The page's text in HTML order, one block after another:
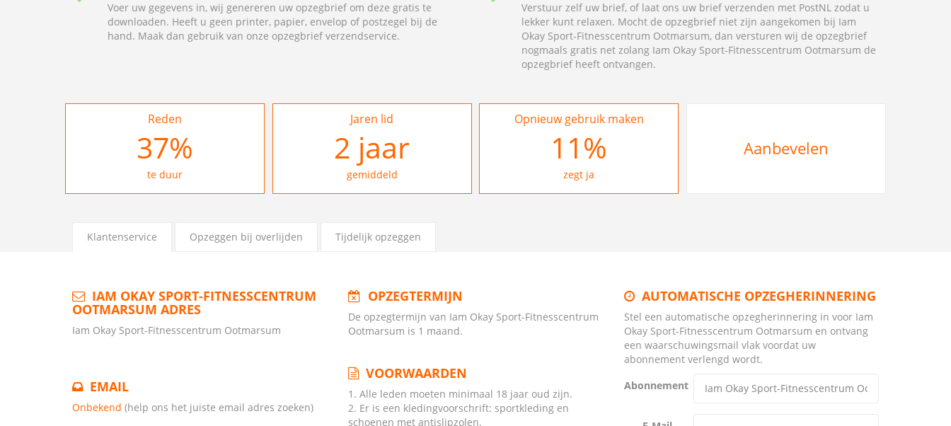
Voer uw gegevens in, wij genereren uw opzegbrief om deze gratis te
downloaden. Heeft u geen printer, papier, envelop of postzegel bij de
hand. Maak dan gebruik van onze opzegbrief verzendservice.
Verstuur zelf uw brief, of laat ons uw brief verzenden met PostNL zodat u
lekker kunt relaxen. Mocht de opzegbrief niet zijn aangekomen bij Iam
Okay Sport-Fitnesscentrum Ootmarsum, dan versturen wij de opzegbrief
nogmaals gratis net zolang Iam Okay Sport-Fitnesscentrum Ootmarsum de
opzegbrief heeft ontvangen.
Reden
37%
te duur
Jaren lid
2 jaar
gemiddeld
Opnieuw gebruik maken
16%
zegt ja
Aanbevelen
Klantenservice Opzeggen bij overlijden Tijdelijk opzeggen
IAM OKAY SPORT-FITNESSCENTRUM
OOTMARSUM ADRES
Iam Okay Sport-Fitnesscentrum Ootmarsum
EMAIL
Onbekend (help ons het juiste email adres zoeken)
OPZEGTERMIJN
De opzegtermijn van Iam Okay Sport-Fitnesscentrum
Ootmarsum is 1 maand.
VOORWAARDEN
1. Alle leden moeten minimaal 18 jaar oud zijn.
2. Er is een kledingvoorschrift: sportkleding en
schoenen met antislipzolen.
AUTOMATISCHE OPZEGHERINNERING
Stel een automatische opzegherinnering in voor Iam
Okay Sport-Fitnesscentrum Ootmarsum en ontvang
een waarschuwingsmail vlak voordat uw
abonnement verlengd wordt.
Abonnement